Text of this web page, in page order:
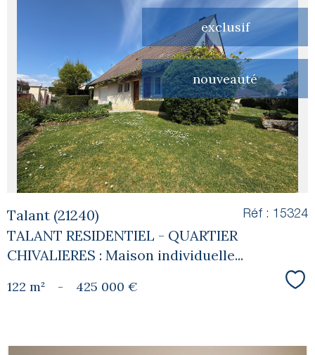
exclusif
nouveauté
voir le
bien
Talant (21240)
TALANT RESIDENTIEL - QUARTIER
CHIVALIERES : Maison individuelle...
Réf : 15324
122 m² - 425 000 €